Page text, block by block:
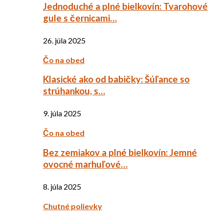
Jednoduché a plné bielkovín: Tvarohové
gule s černicami…
26. júla 2025
Čo na obed
Klasické ako od babičky: Šúľance so
strúhankou, s…
9. júla 2025
Čo na obed
Bez zemiakov a plné bielkovín: Jemné
ovocné marhuľové…
8. júla 2025
Chutné polievky